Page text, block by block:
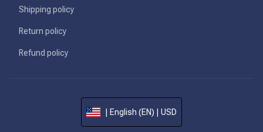
Shipping policy
Return policy
Refund policy
| English (EN) | USD